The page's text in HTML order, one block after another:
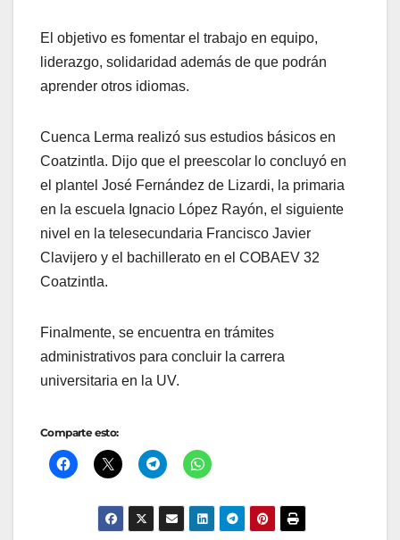
El objetivo es fomentar el trabajo en equipo,
liderazgo, solidaridad además de que podrán
aprender otros idiomas.
Cuenca Lerma realizó sus estudios básicos en
Coatzintla. Dijo que el preescolar lo concluyó en
el plantel José Fernández de Lizardi, la primaria
en la escuela Ignacio López Rayón, el siguiente
nivel en la telesecundaria Francisco Javier
Clavijero y el bachillerato en el COBAEV 32
Coatzintla.
Finalmente, se encuentra en trámites
administrativos para concluir la carrera
universitaria en la UV.
Comparte esto: